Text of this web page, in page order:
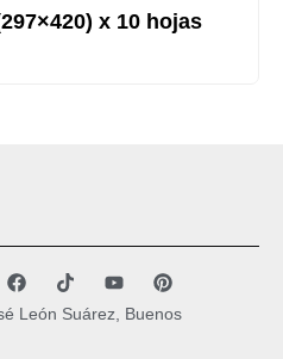
x 10 hojas
León Suárez, Buenos